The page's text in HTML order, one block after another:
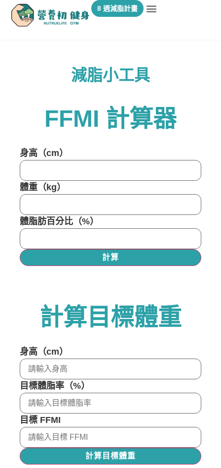
8 週減脂計畫
減脂小工具
FFMI 計算器
身高（cm）
體重（kg）
體脂肪百分比（%）
計算
計算目標體重
身高（cm）
目標體脂率（%）
目標 FFMI
計算目標體重